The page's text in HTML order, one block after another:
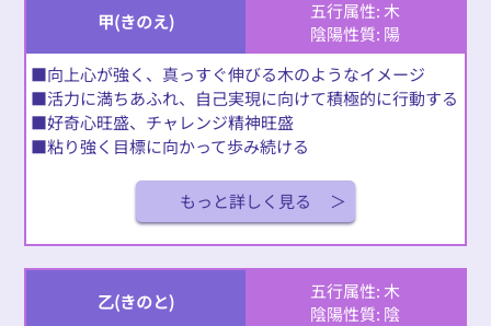
甲(きのえ)
五行属性: 木
陰陽性質: 陽
■向上心が強く、真っすぐ伸びる木のようなイメージ
■活力に満ちあふれ、自己実現に向けて積極的に行動する
■好奇心旺盛、チャレンジ精神旺盛
■粘り強く目標に向かって歩み続ける
もっと詳しく見る
乙(きのと)
五行属性: 木
陰陽性質: 陰